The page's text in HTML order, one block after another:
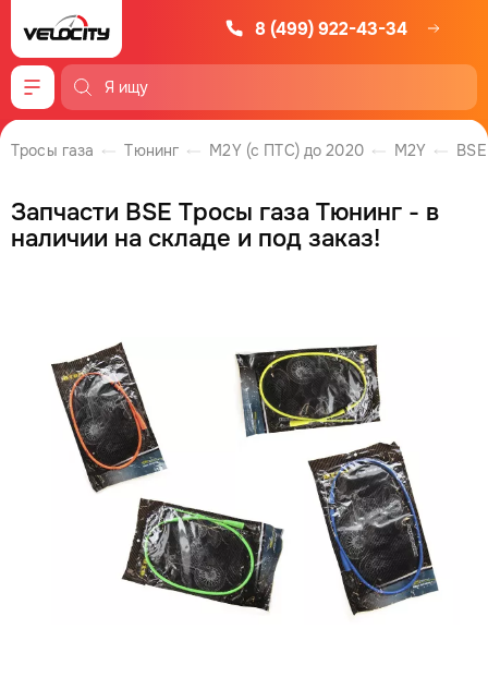
8 (499) 922-43-34
Меню
BSE
M2Y
M2Y (с ПТС) до 2020
Тюнинг
Тросы газа
Запчасти BSE Тросы газа Тюнинг - в
наличии на складе и под заказ!